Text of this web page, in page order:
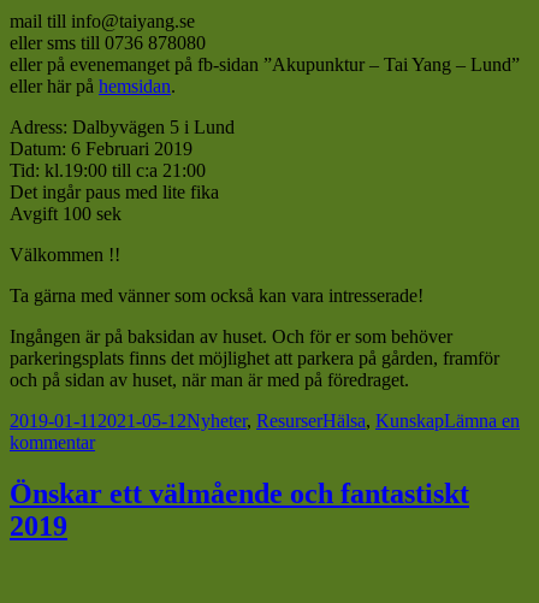
mail till info@taiyang.se
eller sms till 0736 878080
eller på evenemanget på fb-sidan ”Akupunktur – Tai Yang – Lund”
eller här på hemsidan.
Adress: Dalbyvägen 5 i Lund
Datum: 6 Februari 2019
Tid: kl.19:00 till c:a 21:00
Det ingår paus med lite fika
Avgift 100 sek
Välkommen !!
Ta gärna med vänner som också kan vara intresserade!
Ingången är på baksidan av huset. Och för er som behöver
parkeringsplats finns det möjlighet att parkera på gården, framför
och på sidan av huset, när man är med på föredraget.
Postat
2019-01-11 2021-05-12Kategorier
Nyheter, ResurserTaggar
Hälsa, KunskapLämna en
kommentartill
autoimmun
Önskar ett välmående och fantastiskt
2019